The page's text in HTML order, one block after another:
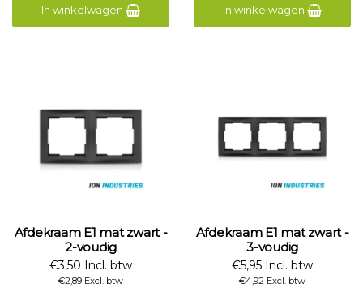
In winkelwagen In winkelwagen
Afdekraam E1 mat zwart -
2-voudig
€3,50 Incl. btw
€2,89 Excl. btw
Afdekraam E1 mat zwart -
3-voudig
€5,95 Incl. btw
€4,92 Excl. btw